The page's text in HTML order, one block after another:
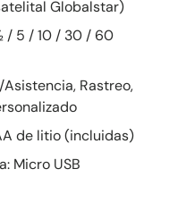
Globalstar)
/ 5 / 10 / 30 / 60
Asistencia, Rastreo,
de litio (incluidas)
Micro USB